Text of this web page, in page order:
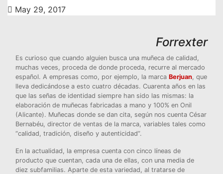
May 29, 2017
Forrexter
Es curioso que cuando alguien busca una muñeca de calidad,
muchas veces, proceda de donde proceda, recurre al mercado
español. A empresas como, por ejemplo, la marca Berjuan, que
lleva dedicándose a esto cuatro décadas. Cuarenta años en las
que las señas de identidad siempre han sido las mismas: la
elaboración de muñecas fabricadas a mano y 100% en Onil
(Alicante). Muñecas donde se dan cita, según nos cuenta César
Bernabéu, director de ventas de la marca, variables tales como
“calidad, tradición, diseño y autenticidad”.
En la actualidad, la empresa cuenta con cinco líneas de
producto que cuentan, cada una de ellas, con una media de
diez subfamilias. Aparte de esta variedad, al tratarse de